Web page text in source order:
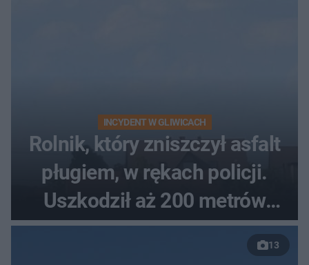
INCYDENT W GLIWICACH
Rolnik, który zniszczył asfalt
pługiem, w rękach policji.
Uszkodził aż 200 metrów
nowej drogi
13